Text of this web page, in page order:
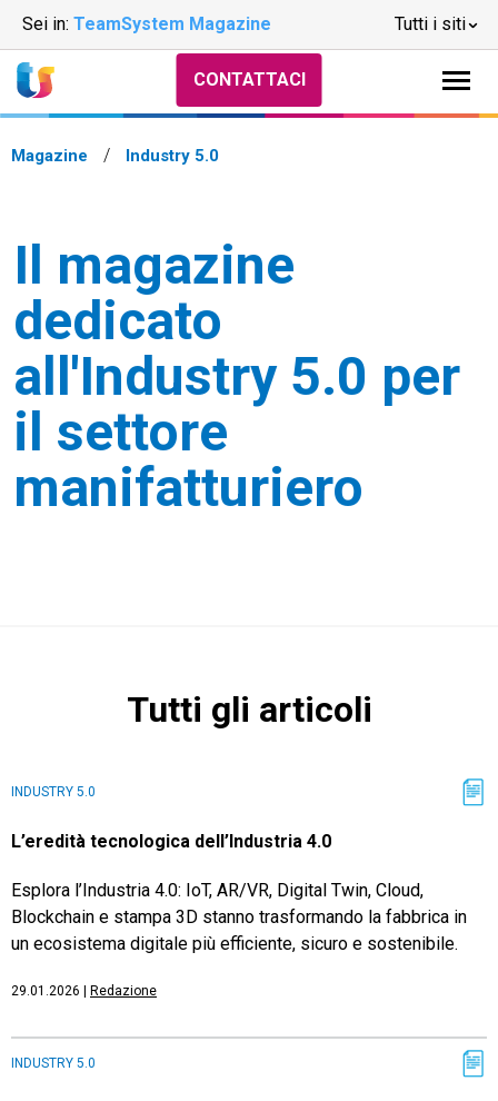
Sei in: TeamSystem Magazine Tutti i siti
Email Marketing
Trust Services
TeamSystem Corporate
TeamSystem Store
CONTATTACI
Magazine Industry 5.0
Il magazine
dedicato
all'Industry 5.0 per
il settore
manifatturiero
Tutti gli articoli
INDUSTRY 5.0
L’eredità tecnologica dell’Industria 4.0
Esplora l’Industria 4.0: IoT, AR/VR, Digital Twin, Cloud,
Blockchain e stampa 3D stanno trasformando la fabbrica in
un ecosistema digitale più efficiente, sicuro e sostenibile.
29.01.2026 Redazione
INDUSTRY 5.0